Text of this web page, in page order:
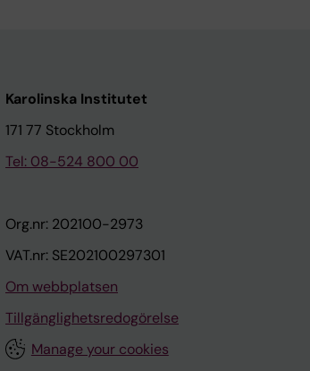
Karolinska Institutet
171 77 Stockholm
Tel: 08-524 800 00
Org.nr: 202100-2973
VAT.nr: SE202100297301
Om webbplatsen
Tillgänglighetsredogörelse
Manage your cookies